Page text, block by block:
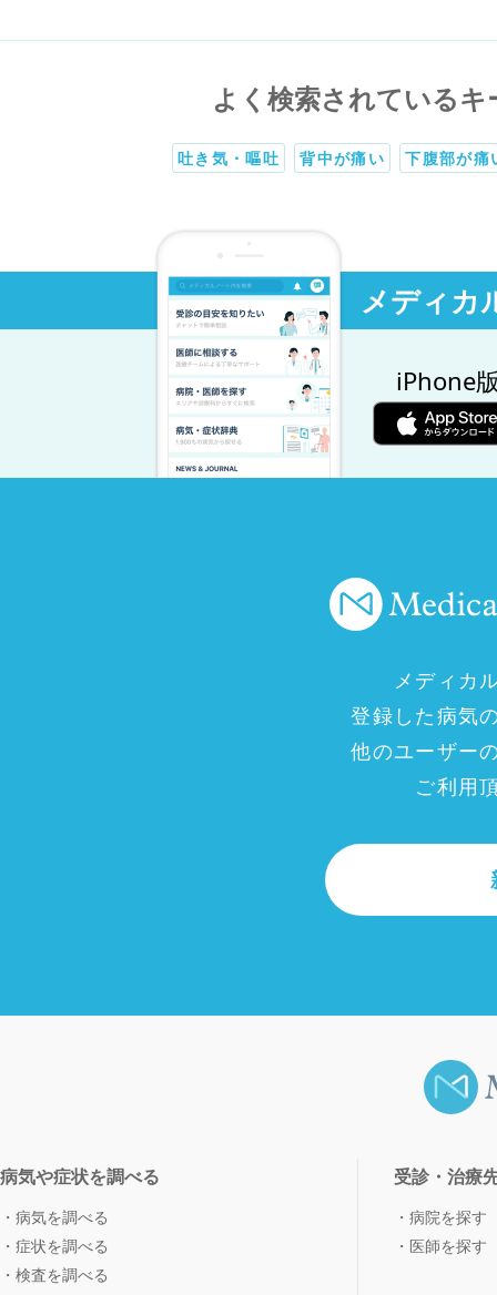
よく検索されているキ
吐き気・嘔吐 背中が痛い 下腹部が痛
メディカ
iPhone
メディカ
登録した病気
他のユーザー
ご利用
病気や症状を調べる
病気を調べる
症状を調べる
検査を調べる
受診・治療
病院を探す
医師を探す